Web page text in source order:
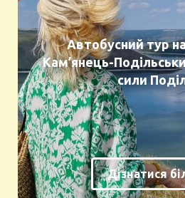
Автобусний тур
Кам’янець-
сили
Дізнатися